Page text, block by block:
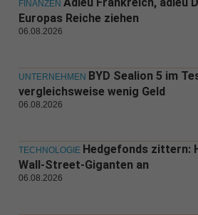
FINANZEN
Europas Reiche ziehen
06.08.2026
UNTERNEHMEN BYD Sealion 5 im
vergleichsweise wenig Geld
06.08.2026
TECHNOLOGIE Hedgefonds zittern:
Wall-Street-Giganten an
06.08.2026